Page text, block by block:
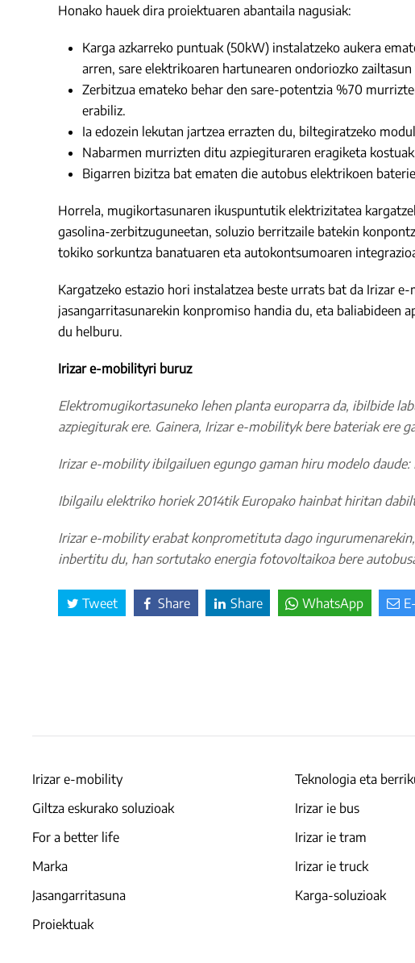
Honako hauek dira proiektuaren abantaila nagusiak:
Karga azkarreko puntuak (50kW) instalatzeko aukera
arren, sare elektrikoaren hartunearen ondoriozko
Zerbitzua emateko behar den sare-potentzia %70
erabiliz.
Ia edozein lekutan jartzea errazten du, biltegiratzeko
Nabarmen murrizten ditu azpiegituraren eragiketa
Bigarren bizitza bat ematen die autobus elektrikoen
Horrela, mugikortasunaren ikuspuntutik elektrizitatea
gasolina-zerbitzuguneetan, soluzio berritzaile batekin
tokiko sorkuntza banatuaren eta autokontsumoaren
Kargatzeko estazio hori instalatzea beste urrats bat da Irizar
jasangarritasunarekin konpromiso handia du, eta baliabideen
du helburu.
Irizar e-mobilityri buruz
Elektromugikortasuneko lehen planta europarra da, ibilbide
azpiegiturak ere. Gainera, Irizar e-mobilityk bere bateriak ere
Irizar e-mobility ibilgailuen egungo gaman hiru modelo
Ibilgailu elektriko horiek 2014tik Europako hainbat hiritan
Irizar e-mobility erabat konprometituta dago
inbertitu du, han sortutako energia fotovoltaikoa bere
Tweet Share Share WhatsApp
Irizar e-mobility
Giltza eskurako soluzioak
For a better life
Marka
Jasangarritasuna
Proiektuak
Teknologia eta
Irizar ie bus
Irizar ie tram
Irizar ie truck
Karga-soluzioak